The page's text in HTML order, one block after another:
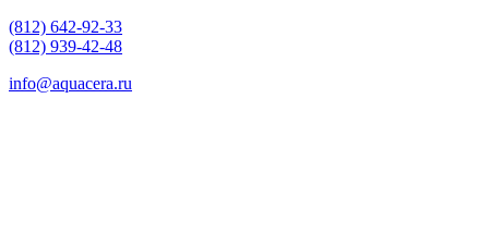
(812) 642-92-33
(812) 939-42-48
info@aquacera.ru